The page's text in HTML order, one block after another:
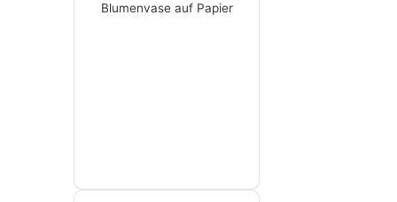
Blumenvase auf Papier